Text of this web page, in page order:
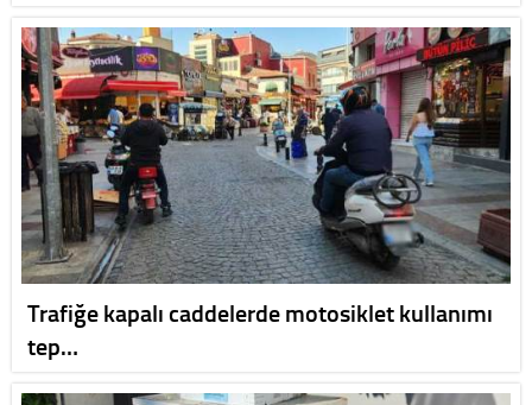
Trafiğe kapalı caddelerde motosiklet kullanımı
tep…